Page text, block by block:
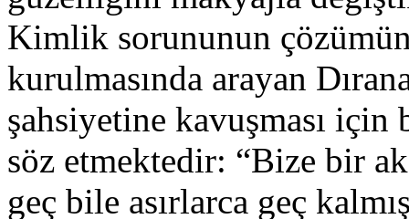
Kimlik sorununun
kurulmasında arayan
şahsiyetine kavuşması
söz etmektedir: “Bize bir
geç bile asırlarca geç